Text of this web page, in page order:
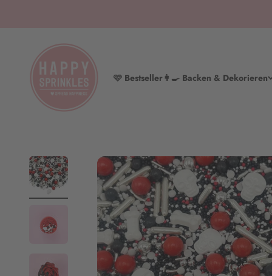
🩷 Bestseller👩‍🍳 Backen & Dekorieren
HAPPY SPRINKLES | D2C